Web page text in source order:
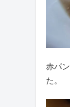
赤パ
た。